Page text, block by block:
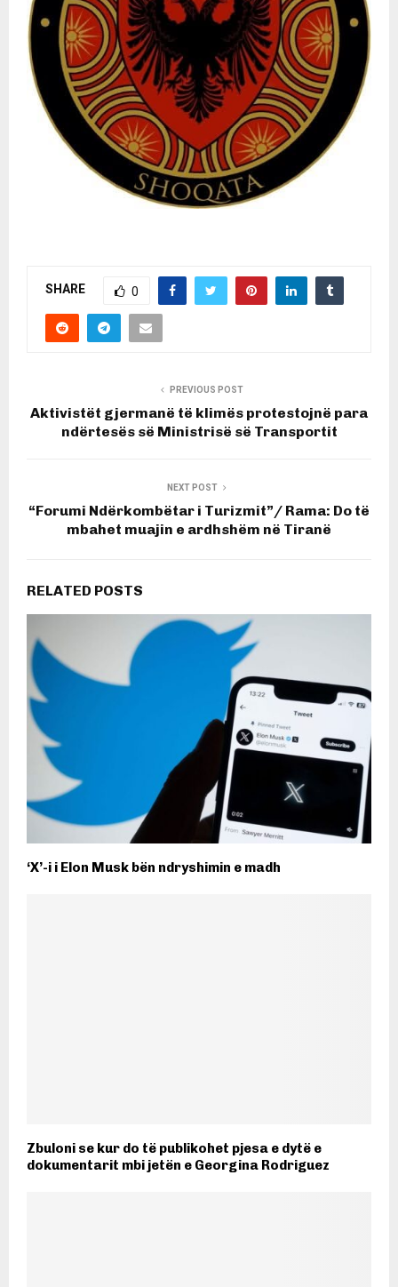
SHARE 0
PREVIOUS POST
Aktivistët gjermanë të klimës protestojnë para
ndërtesës së Ministrisë së Transportit
NEXT POST
“Forumi Ndërkombëtar i Turizmit”/ Rama: Do të
mbahet muajin e ardhshëm në Tiranë
RELATED POSTS
‘X’-i i Elon Musk bën ndryshimin e madh
Zbuloni se kur do të publikohet pjesa e dytë e
dokumentarit mbi jetën e Georgina Rodriguez